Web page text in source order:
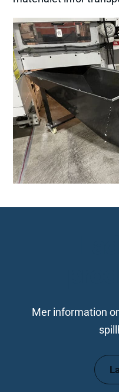
Mer information